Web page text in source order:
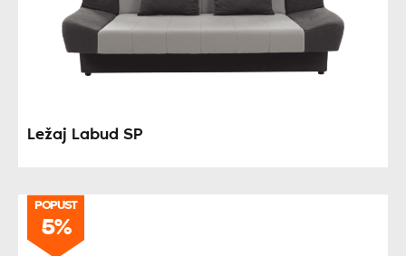
Ležaj Labud SP
POPUST
5%